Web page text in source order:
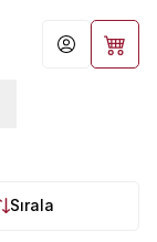
Hesabım
Sırala